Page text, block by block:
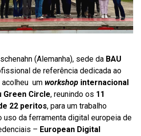
(Alemanha), sede da BAU
de referência dedicada ao
acolheu um workshop internacional
Green Circle, reunindo os 11
22 peritos, para um trabalho
uso da ferramenta digital europeia de
– European Digital